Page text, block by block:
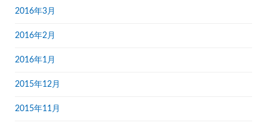
2016年3月
2016年2月
2016年1月
2015年12月
2015年11月